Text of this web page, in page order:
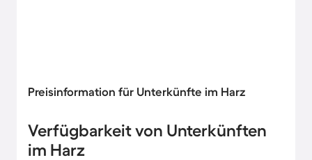
Preisinformation für Unterkünfte im Harz
Verfügbarkeit von Unterkünften
im Harz